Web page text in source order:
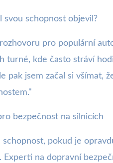
svou schopnost objevil?
pro populární
turné, kde často stráví
pak jsem začal si
bezpečnost na silnicích
schopnost, pokud je
Experti na dopravní